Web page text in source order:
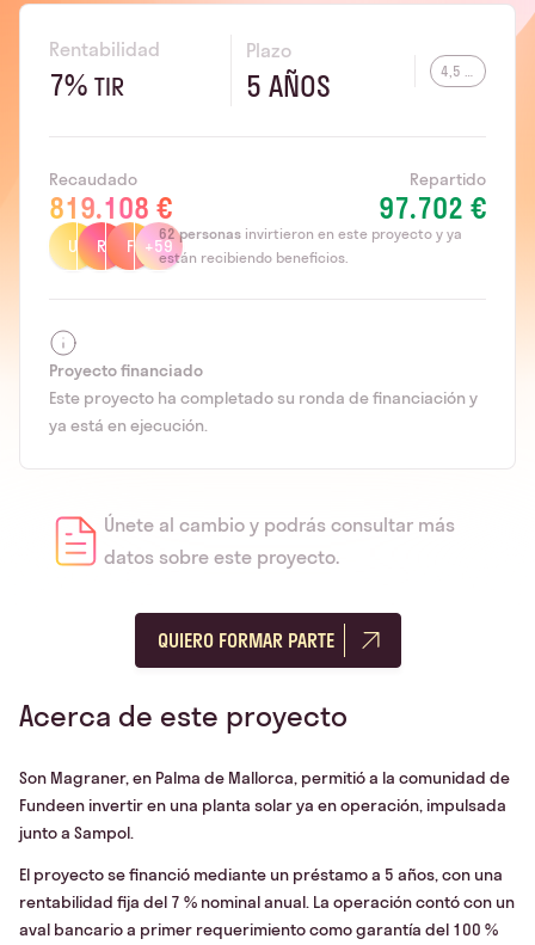
Acerca de este proyecto
Son Magraner, en Palma de Mallorca, permitió a la comunidad de
Fundeen invertir en una planta solar ya en operación, impulsada
junto a Sampol.​
El proyecto se financió mediante un préstamo a 5 años, con una
rentabilidad fija del 7 % nominal anual. La operación contó con un
aval bancario a primer requerimiento como garantía del 100 %
Rentabilidad
7% TIR
Plazo
5 AÑOS
Recaudado
819.108 €
Repartido
97.702 €
U R F +59
62 personas invirtieron en este proyecto y ya
están recibiendo beneficios.
Proyecto financiado
Este proyecto ha completado su ronda de financiación y
ya está en ejecución.
Únete al cambio y podrás consultar más
datos sobre este proyecto.
QUIERO FORMAR PARTE